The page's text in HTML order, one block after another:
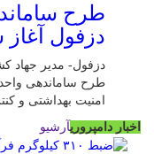
طرح
دزفول
دزفول- مدیر جهاد
طرح ساماندهی
امنیت بهداشتی و
اخبار دامپروریآرشیو